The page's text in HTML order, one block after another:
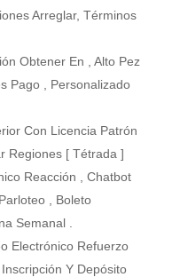
Arreglar, Términos
Obtener En , Alto Pez
Pago , Personalizado
Con Licencia Patrón
Regiones [ Tétrada ]
Reacción , Chatbot
, Boleto
Semanal .
Electrónico Refuerzo
Y Depósito